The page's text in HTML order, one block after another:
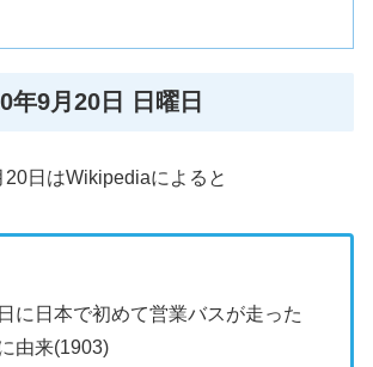
年9月20日 日曜日
日はWikipediaによると
に日本で初めて営業バスが走った
由来(1903)